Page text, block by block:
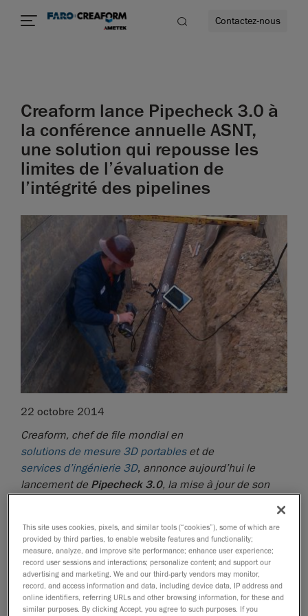
encore
Contactez-nous
Creaform lance Pipecheck 3.0 à
la conférence annuelle ASNT,
une solution qui repousse les
limites de l’évaluation de
l’intégrité des pipelines
22 octobre 2014
Creaform, chef de file mondial en
solutions de mesure 3D portableset de
services d’ingénierie 3D, annonce aujourd’hui le
lancement de Pipecheck 3.0, la mise à jour de son
HandySCAN 3D MC, la nouvelle version de Pipecheck
peut maintenant être utilisée dans le cadre de
situations complexes, qui ne pouvaient être abordées
auparavant.
Lévis, QC, Canada, 22 octobre 2014– Comme vous
This site uses cookies, pixels, and similar tools (“cookies”), some of which are
provided by third parties, to enable website features and functionality;
measure, analyze, and improve site performance; enhance user experience;
record user sessions and interactions; personalize content; and support our
advertising and marketing. We and our third-party vendors may monitor,
record, and access information and data, including device data, IP address and
online identifiers, referring URLs and other browsing information, for these and
similar purposes. By clicking Accept, you agree to such purposes. If you